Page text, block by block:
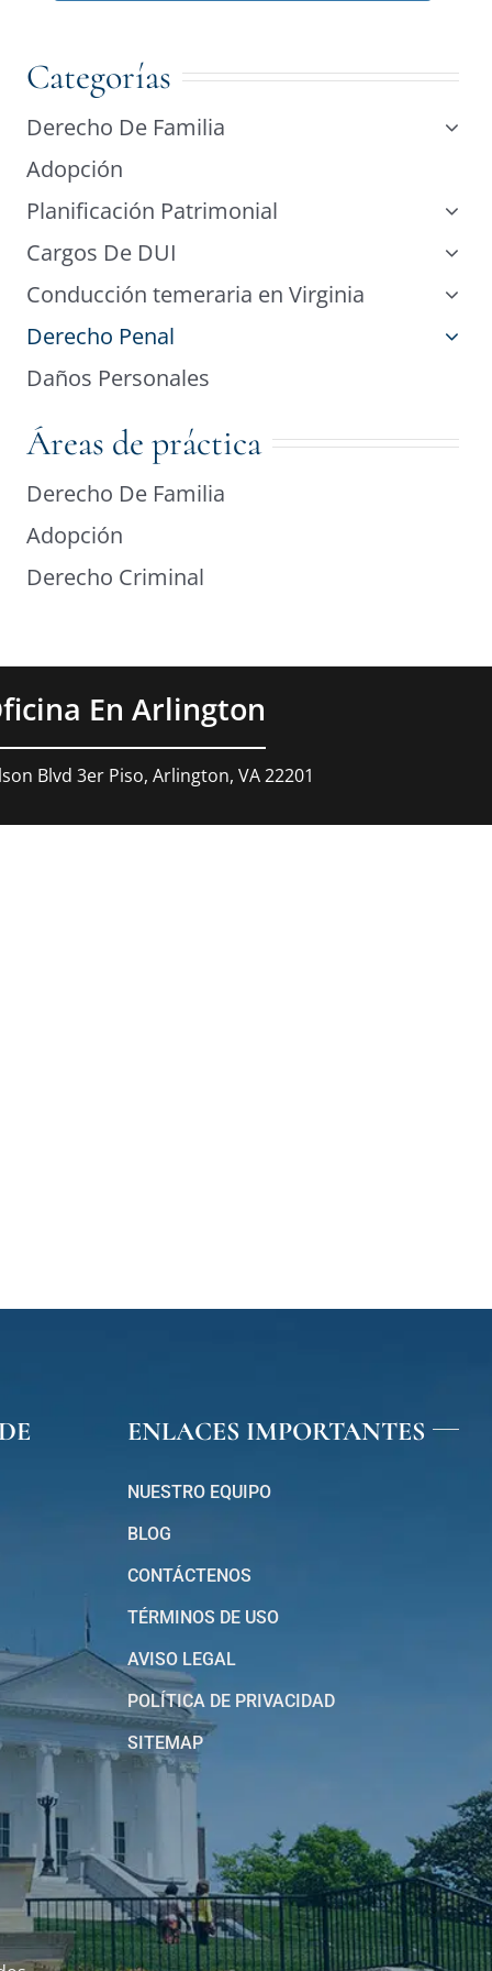
Categorías
Derecho De Familia
Adopción
Planificación Patrimonial
Cargos De DUI
Conducción temeraria en Virginia
Derecho Penal
Daños Personales
Áreas de práctica
Derecho De Familia
Adopción
Derecho Criminal
En Arlington
Blvd 3er Piso, Arlington, VA 22201
ENLACES IMPORTANTES
NUESTRO EQUIPO
BLOG
CONTÁCTENOS
TÉRMINOS DE USO
AVISO LEGAL
POLÍTICA DE PRIVACIDAD
SITEMAP